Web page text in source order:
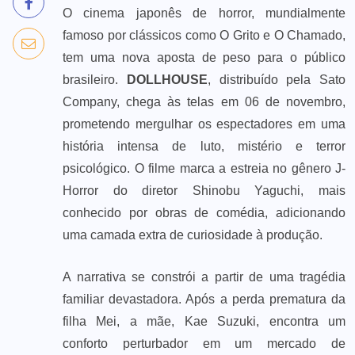
O cinema japonês de horror, mundialmente
famoso por clássicos como O Grito e O Chamado,
tem uma nova aposta de peso para o público
brasileiro.
DOLLHOUSE, distribuído pela Sato
Company, chega às telas em 06 de novembro,
prometendo mergulhar os espectadores em uma
história intensa de luto, mistério e terror
psicológico. O filme marca a estreia no gênero J-
Horror do diretor Shinobu Yaguchi, mais
conhecido por obras de comédia, adicionando
uma camada extra de curiosidade à produção.
A narrativa se constrói a partir de uma tragédia
familiar devastadora. Após a perda prematura da
filha Mei, a mãe, Kae Suzuki, encontra um
conforto perturbador em um mercado de